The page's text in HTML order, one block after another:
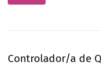
Controlador/a de